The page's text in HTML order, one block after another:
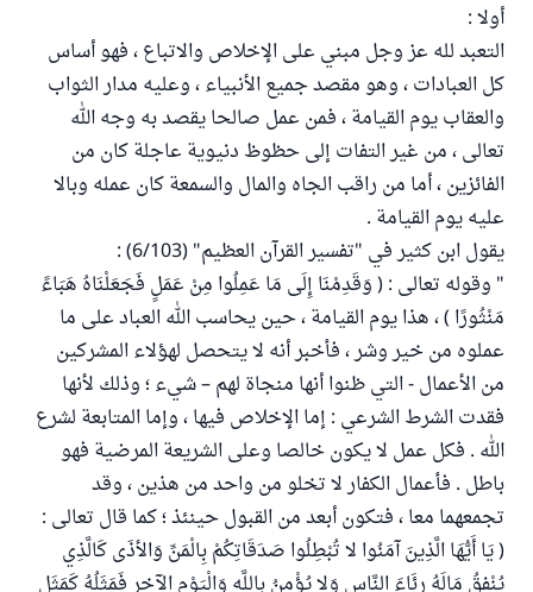
أولا :
التعبد لله عز وجل مبني على الإخلاص والاتباع ، فهو أساس
كل العبادات ، وهو مقصد جميع الأنبياء ، وعليه مدار الثواب
والعقاب يوم القيامة ، فمن عمل صالحا يقصد به وجه الله
تعالى ، من غير التفات إلى حظوظ دنيوية عاجلة كان من
الفائزين ، أما من راقب الجاه والمال والسمعة كان عمله وبالا
عليه يوم القيامة .
يقول ابن كثير في "تفسير القرآن العظيم" (6/103) :
" وقوله تعالى : ( وَقَدِمْنَا إِلَى مَا عَمِلُوا مِنْ عَمَلٍ فَجَعَلْنَاهُ هَبَاءً
مَنْثُورًا ) ، هذا يوم القيامة ، حين يحاسب الله العباد على ما
عملوه من خير وشر ، فأخبر أنه لا يتحصل لهؤلاء المشركين
من الأعمال - التي ظنوا أنها منجاة لهم – شيء ؛ وذلك لأنها
فقدت الشرط الشرعي : إما الإخلاص فيها ، وإما المتابعة لشرع
الله . فكل عمل لا يكون خالصا وعلى الشريعة المرضية فهو
باطل . فأعمال الكفار لا تخلو من واحد من هذين ، وقد
تجمعهما معا ، فتكون أبعد من القبول حينئذ ؛ كما قال تعالى :
( يَا أَيُّهَا الَّذِينَ آمَنُوا لا تُبْطِلُوا صَدَقَاتِكُمْ بِالْمَنِّ وَالأذَى كَالَّذِي
يُنْفِقُ مَالَهُ رِئَاءَ النَّاسِ وَلا يُؤْمِنُ بِاللَّهِ وَالْيَوْمِ الآخِرِ فَمَثَلُهُ كَمَثَلِ